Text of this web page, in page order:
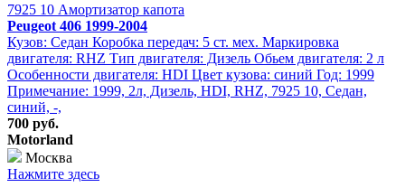
7925 10 Амортизатор капота
Peugeot 406 1999-2004
Кузов: Седан Коробка передач: 5 ст. мех. Маркировка
двигателя: RHZ Тип двигателя: Дизель Обьем двигателя: 2 л
Особенности двигателя: HDI Цвет кузова: синий Год: 1999
Примечание: 1999, 2л, Дизель, HDI, RHZ, 7925 10, Седан,
синий, -,
700 руб.
Motorland
Москва
Нажмите здесь